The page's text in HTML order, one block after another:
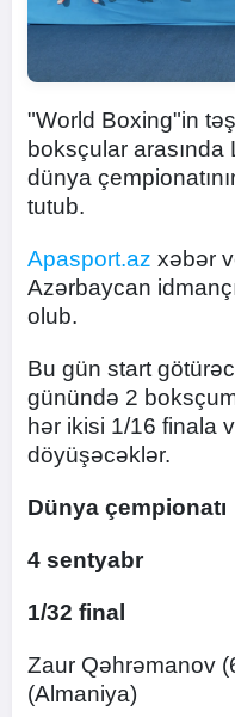
"World Boxing"in
boksçular
dünya
tutub.
Apasport.az xəbər
Azərbaycan
olub.
Bu gün start
günündə 2
hər ikisi 1/16 finala
döyüşəcəklər.
Dünya çempionatı
4 sentyabr
1/32 final
Zaur Qəhrəmanov
(Almaniya)